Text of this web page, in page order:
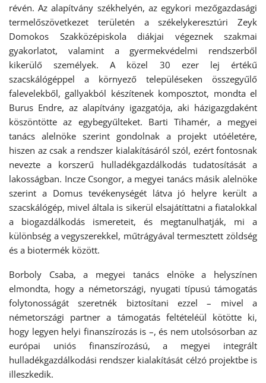
révén. Az alapítvány székhelyén, az egykori mezőgazdasági
termelőszövetkezet területén a székelykeresztúri Zeyk
Domokos Szakközépiskola diákjai végeznek szakmai
gyakorlatot, valamint a gyermekvédelmi rendszerből
kikerülő személyek. A közel 30 ezer lej értékű
szacskálógéppel a környező településeken összegyűlő
falevelekből, gallyakból készítenek komposztot, mondta el
Burus Endre, az alapítvány igazgatója, aki házigazgdaként
köszöntötte az egybegyűlteket. Barti Tihamér, a megyei
tanács alelnöke szerint gondolnak a projekt utóéletére,
hiszen az csak a rendszer kialakításáról szól, ezért fontosnak
nevezte a korszerű hulladékgazdálkodás tudatosítását a
lakosságban. Incze Csongor, a megyei tanács másik alelnöke
szerint a Domus tevékenységét látva jó helyre került a
szacskálógép, mivel általa is sikerül elsajátíttatni a fiatalokkal
a biogazdálkodás ismereteit, és megtanulhatják, mi a
különbség a vegyszerekkel, műtrágyával termesztett zöldség
és a biotermék között.
Borboly Csaba, a megyei tanács elnöke a helyszínen
elmondta, hogy a németországi, nyugati típusú támogatás
folytonosságát szeretnék biztosítani ezzel – mivel a
németországi partner a támogatás feltételéül kötötte ki,
hogy legyen helyi finanszírozás is –, és nem utolsósorban az
európai uniós finanszírozású, a megyei integrált
hulladékgazdálkodási rendszer kialakítását célzó projektbe is
illeszkedik.